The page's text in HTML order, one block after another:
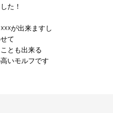
た！
が出来ますし
て
とも出来る
いモルフです